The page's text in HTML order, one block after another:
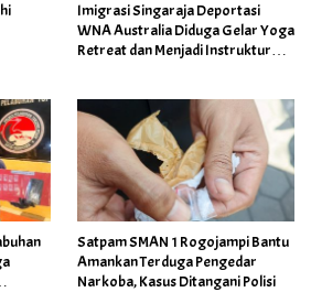
Imigrasi Singaraja Deportasi
WNA Australia Diduga Gelar Yoga
Retreat dan Menjadi Instruktur
Satpam SMAN 1 Rogojampi Bantu
Amankan Terduga Pengedar
Narkoba, Kasus Ditangani Polisi